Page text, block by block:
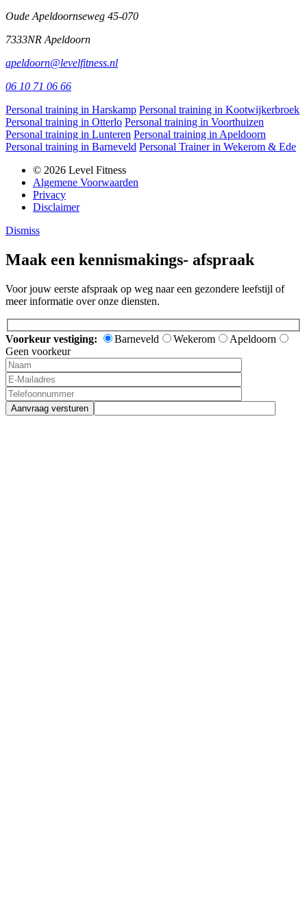
Oude Apeldoornseweg 45-070
7333NR Apeldoorn
apeldoorn@levelfitness.nl
06 10 71 06 66
Personal training in Harskamp Personal training in Kootwijkerbroek
Personal training in Otterlo Personal training in Voorthuizen
Personal training in Lunteren Personal training in Apeldoorn
Personal training in Barneveld Personal Trainer in Wekerom & Ede
© 2026 Level Fitness
Algemene Voorwaarden
Privacy
Disclaimer
Dismiss
Maak een kennismakings- afspraak
Voor jouw eerste afspraak op weg naar een gezondere leefstijl of
meer informatie over onze diensten.
Voorkeur vestiging: Barneveld Wekerom
Apeldoorn
Geen voorkeur
Aanvraag versturen